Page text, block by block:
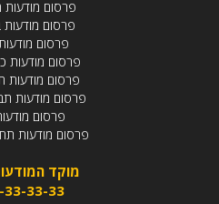
פרסום
פרסום מודעות
פרסום
פרסום מודעות
פרסום מודעות
פרסום מודעות
פרסום
פרסום מודעות
מוקד
33-33-33